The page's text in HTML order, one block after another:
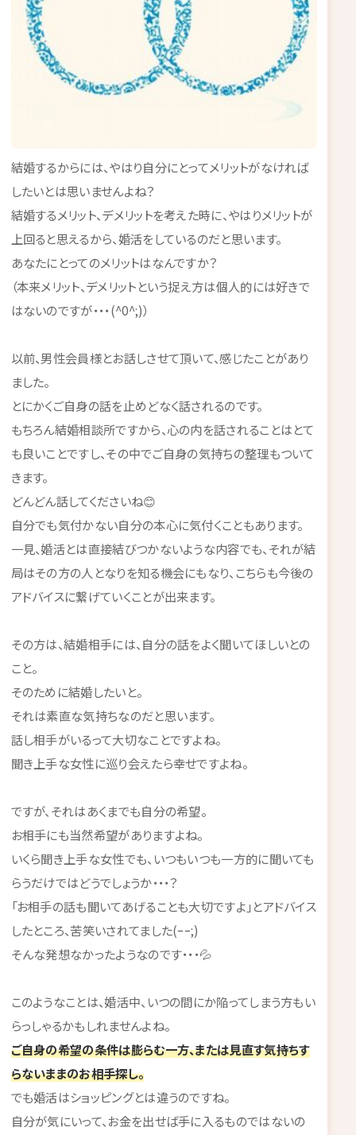
結婚するからには、やはり自分にとってメリットがなければ
したいとは思いませんよね？
結婚するメリット、デメリットを考えた時に、やはりメリットが
上回ると思えるから、婚活をしているのだと思います。
あなたにとってのメリットはなんですか？
（本来メリット、デメリットという捉え方は個人的には好きで
はないのですが・・・(^0^;)）
以前、男性会員様とお話しさせて頂いて、感じたことがあり
ました。
とにかくご自身の話を止めどなく話されるのです。
もちろん結婚相談所ですから、心の内を話されることはとて
も良いことですし、その中でご自身の気持ちの整理もついて
きます。
どんどん話してくださいね😊
自分でも気付かない自分の本心に気付くこともあります。
一見、婚活とは直接結びつかないような内容でも、それが結
局はその方の人となりを知る機会にもなり、こちらも今後の
アドバイスに繋げていくことが出来ます。
その方は、結婚相手には、自分の話をよく聞いてほしいとの
こと。
そのために結婚したいと。
それは素直な気持ちなのだと思います。
話し相手がいるって大切なことですよね。
聞き上手な女性に巡り会えたら幸せですよね。
ですが、それはあくまでも自分の希望。
お相手にも当然希望がありますよね。
いくら聞き上手な女性でも、いつもいつも一方的に聞いても
らうだけではどうでしょうか・・・？
「お相手の話も聞いてあげることも大切ですよ」とアドバイス
したところ、苦笑いされてました(ｰｰ;)
そんな発想なかったようなのです・・・💦
このようなことは、婚活中、いつの間にか陥ってしまう方もい
らっしゃるかもしれませんよね。
ご自身の希望の条件は膨らむ一方、または見直す気持ちす
らないままのお相手探し。
でも婚活はショッピングとは違うのですね。
自分が気にいって、お金を出せば手に入るものではないの